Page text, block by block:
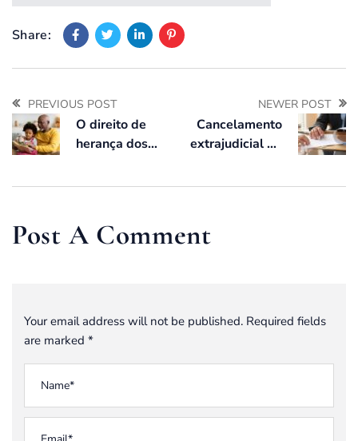
Share:
PREVIOUS POST
O direito de
herança dos
representação no
NEWER POST
Cancelamento
extrajudicial de
de imóveis:
Post A Comment
Your email address will not be published. Required fields
are marked *